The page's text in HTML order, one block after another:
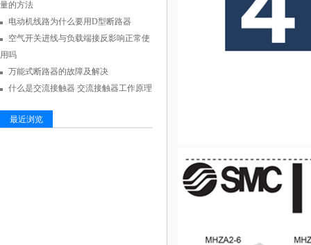
量的方法
电动机线路为什么要用D型断路器
空气开关进线与负载端接反影响正常使
用吗
万能式断路器的故障及解决
什么是交流接触器 交流接触器工作原理
最近浏览